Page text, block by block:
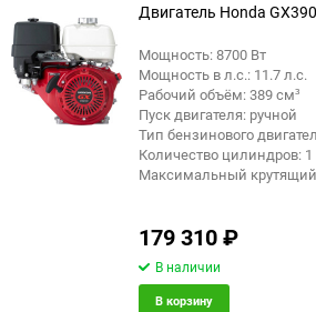
Двигатель Honda
Мощность: 8700 Вт
Мощность в л.с.: 11.7 л.с.
Рабочий объём: 389 см³
Пуск двигателя: ручной
Тип бензинового
Количество цилиндров: 1
Максимальный
179 310₽
В наличии
В корзину